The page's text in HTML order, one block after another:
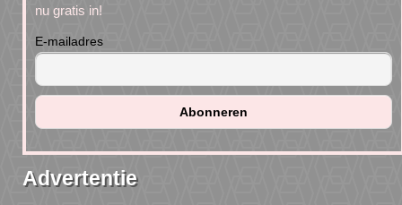
nu gratis in!
E-mailadres
Advertentie